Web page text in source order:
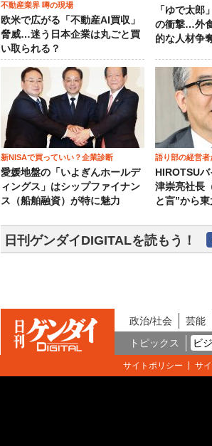
不動産業界 噂の現場
欧米で広がる「不動産AI買収」
脅威…迷う日本企業は丸ごと買
い取られる？
「ゆで太郎
の衝撃…外
的な人材争
新NISAで買っていい？企業診断
愛媛地盤の「いよぎんホールデ
ィングス」はシップファイナン
ス（船舶融資）が特に魅力
語り部の経営者
HIROTSU
津崇亮社長
と言”から
日刊ゲンダイDIGITALを読もう！
政治/社会 芸能
トピックス
ビ
サイトポリシー サ